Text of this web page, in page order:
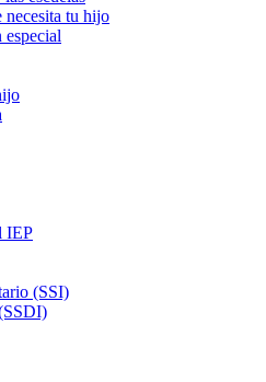
necesita tu hijo
IEP
(SSI)